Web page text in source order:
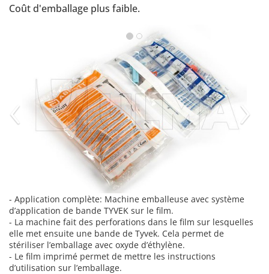
Coût d'emballage plus faible.
‹ ›
- Application complète: Machine emballeuse avec système
d’application de bande TYVEK sur le film.
- La machine fait des perforations dans le film sur lesquelles
elle met ensuite une bande de Tyvek. Cela permet de
stériliser l’emballage avec oxyde d’éthylène.
- Le film imprimé permet de mettre les instructions
d’utilisation sur l’emballage.